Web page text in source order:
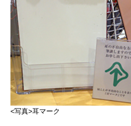
<写真>耳マーク